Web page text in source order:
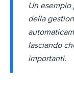
Un
della
lasciando
importanti.